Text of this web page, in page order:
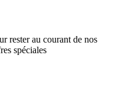
rester au courant de nos
spéciales